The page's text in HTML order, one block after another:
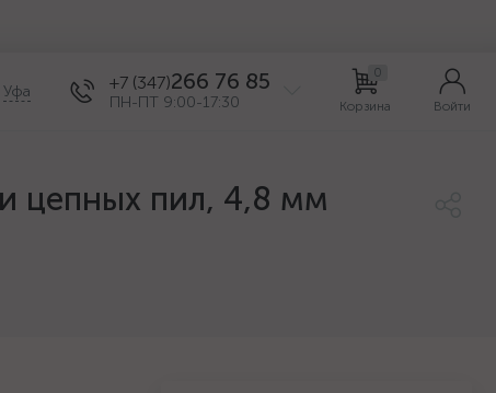
Уфа +7 (347)266 76 85
ПН-ПТ 9:00-17:30
0
Корзина Войти
цепных пил, 4,8 мм